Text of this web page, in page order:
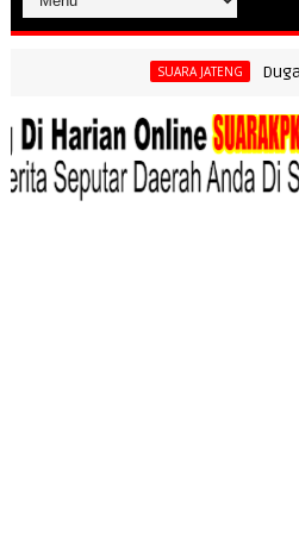
SUARA JATENG Dugaan